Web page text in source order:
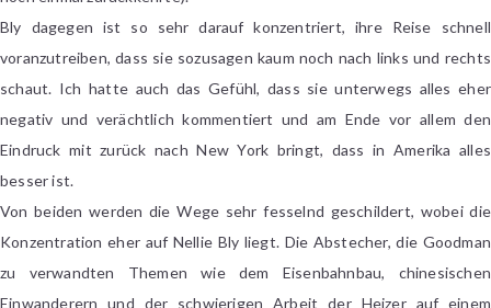
Bly dagegen ist so sehr darauf konzentriert, ihre Reise schnell
voranzutreiben, dass sie sozusagen kaum noch nach links und rechts
schaut. Ich hatte auch das Gefühl, dass sie unterwegs alles eher
negativ und verächtlich kommentiert und am Ende vor allem den
Eindruck mit zurück nach New York bringt, dass in Amerika alles
besser ist.
Von beiden werden die Wege sehr fesselnd geschildert, wobei die
Konzentration eher auf Nellie Bly liegt. Die Abstecher, die Goodman
zu verwandten Themen wie dem Eisenbahnbau, chinesischen
Einwanderern und der schwierigen Arbeit der Heizer auf einem